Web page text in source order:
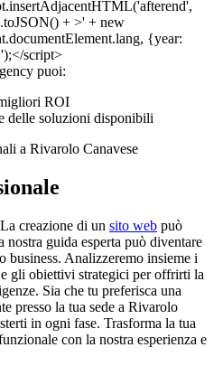
puoi:
ROI
delle soluzioni disponibili
a Rivarolo Canavese
creazione di un sito web può
nostra guida esperta può diventare
business. Analizzeremo insieme i
gli obiettivi strategici per offrirti la
Sia che tu preferisca una
presso la tua sede a Rivarolo
in ogni fase. Trasforma la tua
con la nostra esperienza e